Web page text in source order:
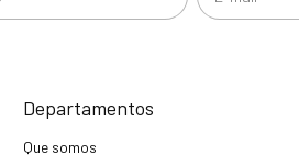
Departamentos
Que somos